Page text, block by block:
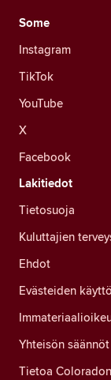
Some
Instagram
TikTok
YouTube
X
Facebook
Lakitiedot
Tietosuoja
Kuluttajien
Ehdot
Evästeiden käyttö
Yhteisön säännöt
Tietoa